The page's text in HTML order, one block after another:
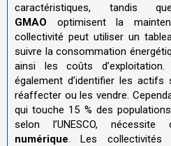
caractéristiques, tandis
GMAO optimisent la
collectivité peut utiliser un
suivre la consommation
ainsi les coûts
également d’identifier les
réaffecter ou les vendre.
qui touche 15 % des
selon l’UNESCO,
numérique. Les collectivités